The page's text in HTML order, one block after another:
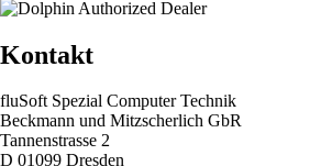
Kontakt
fluSoft Spezial Computer Technik
Beckmann und Mitzscherlich GbR
Tannenstrasse 2
D 01099 Dresden